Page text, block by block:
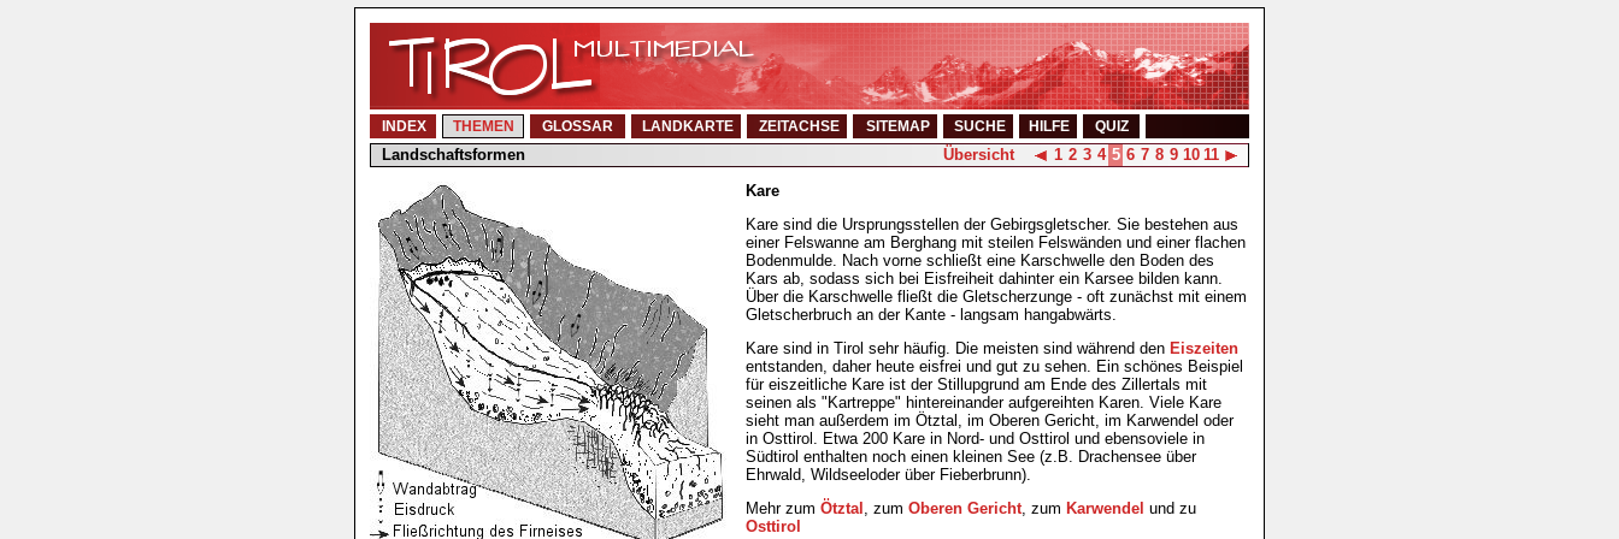
INDEX THEMEN GLOSSAR LANDKARTE ZEITACHSE SITEMAP SUCHE HILFE QUIZ
Landschaftsformen Übersicht 1 2 3 4 5 6 7 8 9 10 11
Kare
Kare sind die Ursprungsstellen der Gebirgsgletscher. Sie bestehen aus
einer Felswanne am Berghang mit steilen Felswänden und einer flachen
Bodenmulde. Nach vorne schließt eine Karschwelle den Boden des
Kars ab, sodass sich bei Eisfreiheit dahinter ein Karsee bilden kann.
Über die Karschwelle fließt die Gletscherzunge - oft zunächst mit einem
Gletscherbruch an der Kante - langsam hangabwärts.
Kare sind in Tirol sehr häufig. Die meisten sind während den Eiszeiten
entstanden, daher heute eisfrei und gut zu sehen. Ein schönes Beispiel
für eiszeitliche Kare ist der Stillupgrund am Ende des Zillertals mit
seinen als "Kartreppe" hintereinander aufgereihten Karen. Viele Kare
sieht man außerdem im Ötztal, im Oberen Gericht, im Karwendel oder
in Osttirol. Etwa 200 Kare in Nord- und Osttirol und ebensoviele in
Südtirol enthalten noch einen kleinen See (z.B. Drachensee über
Ehrwald, Wildseeloder über Fieberbrunn).
Mehr zum Ötztal , zum Oberen Gericht, zum Karwendel und zu
Osttirol